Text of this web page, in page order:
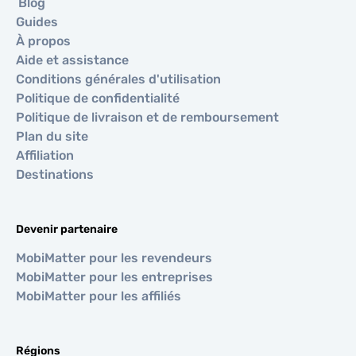
Guides
À propos
Aide et assistance
Conditions générales d'utilisation
Politique de confidentialité
Politique de livraison et de remboursement
Plan du site
Affiliation
Destinations
Devenir partenaire
MobiMatter pour les revendeurs
MobiMatter pour les entreprises
MobiMatter pour les affiliés
Régions